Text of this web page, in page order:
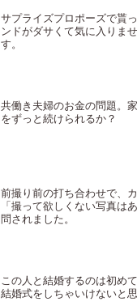
サプライズプロポーズで貰
ンドがダサくて気に入りま
す。
共働き夫婦のお金の問題。
をずっと続けられるか？
前撮り前の打ち合わせで、
「撮って欲しくない写真は
問されました。
この人と結婚するのは初め
結婚式をしちゃいけないと